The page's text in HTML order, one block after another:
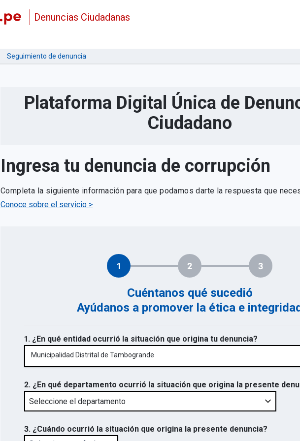
Denuncias Ciudadanas
Seguimiento de denuncia
Plataforma Digital Única de
Ciudadano
Ingresa tu denuncia de corrupción
Completa la siguiente información para que podamos darte la respuesta que
Conoce sobre el servicio >
1 2 3
Cuéntanos qué sucedió
Ayúdanos a promover la ética e integridad
1. ¿En qué entidad ocurrió la situación que origina tu denuncia?
Municipalidad Distrital de Tambogrande
2. ¿En qué departamento ocurrió la situación que origina la presente
3. ¿Cuándo ocurrió la situación que origina la presente denuncia?